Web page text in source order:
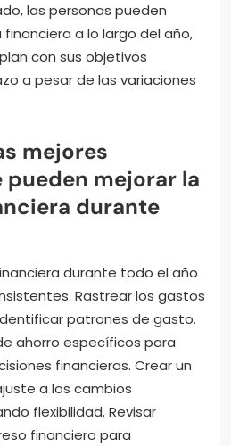
las personas pueden
a lo largo del año,
con sus objetivos
a pesar de las variaciones
mejores
mejorar la
durante
durante todo el año
Rastrear los gastos
patrones de gasto.
ahorro específicos para
financieras. Crear un
a los cambios
flexibilidad. Revisar
financiero para